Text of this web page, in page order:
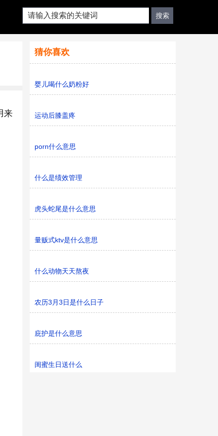
来
猜你喜欢
婴儿喝什么奶粉好
运动后膝盖疼
porn什么意思
什么是绩效管理
虎头蛇尾是什么意思
量贩式ktv是什么意思
什么动物天天熬夜
农历3月3日是什么日子
庇护是什么意思
闺蜜生日送什么